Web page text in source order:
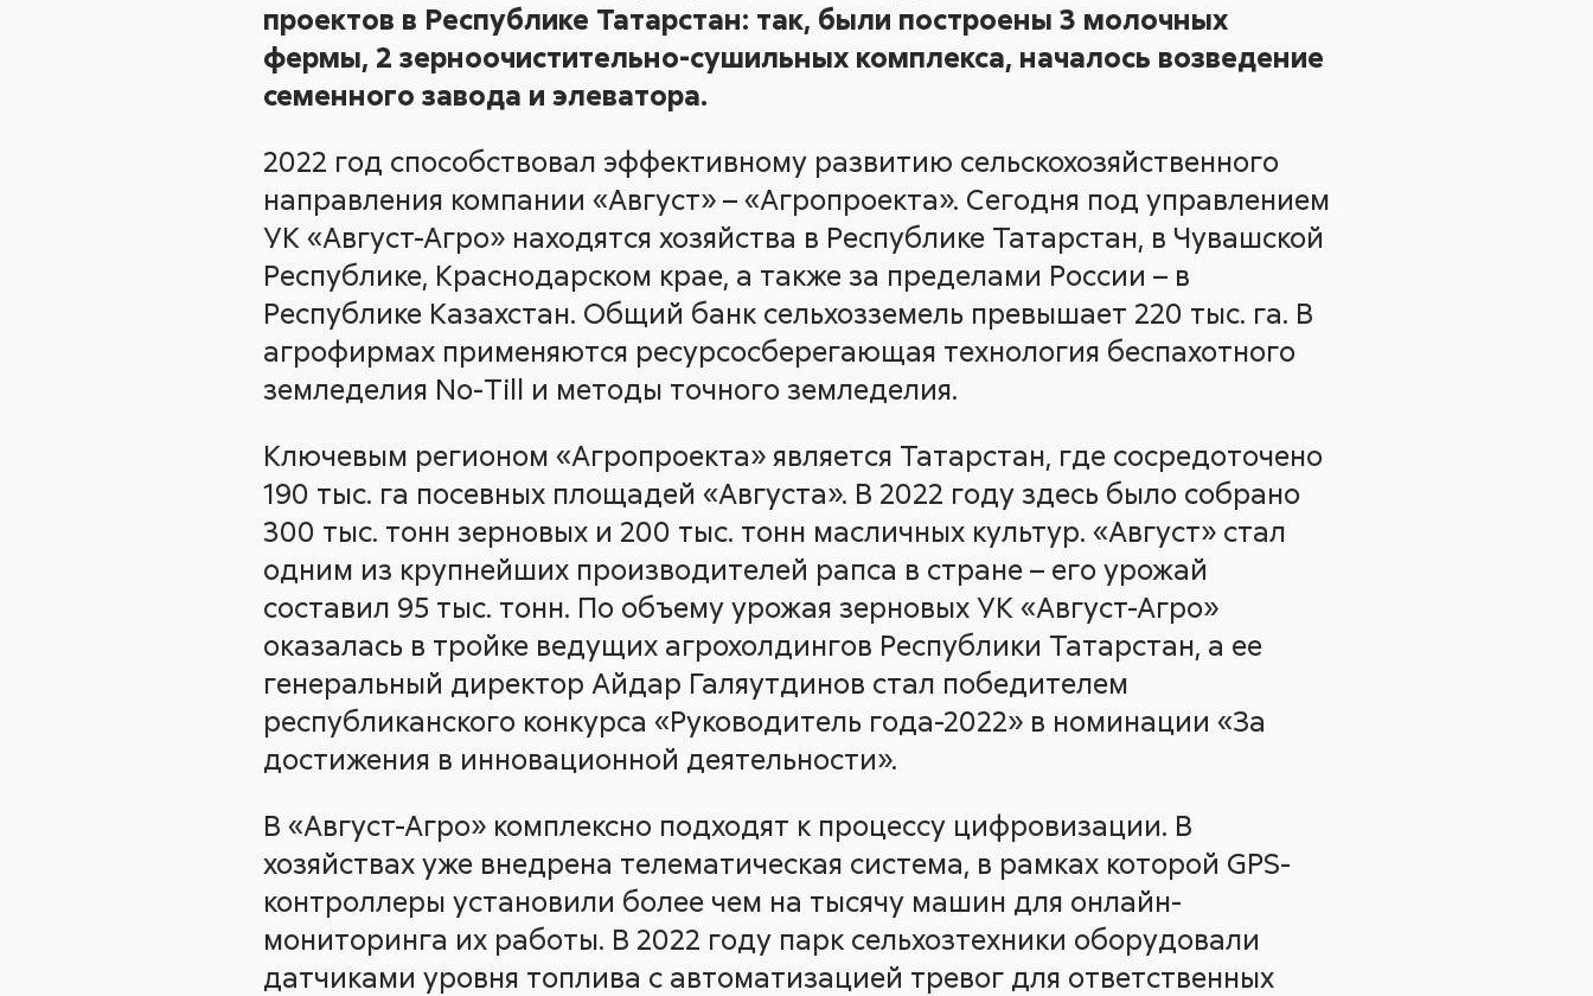
проектов в Республике Татарстан: так, были построены 3 молочных
фермы, 2 зерноочистительно-сушильных комплекса, началось возведение
семенного завода и элеватора.
2022 год способствовал эффективному развитию сельскохозяйственного
направления компании «Август» – «Агропроекта». Сегодня под управлением
УК «Август-Агро» находятся хозяйства в Республике Татарстан, в Чувашской
Республике, Краснодарском крае, а также за пределами России – в
Республике Казахстан. Общий банк сельхозземель превышает 220 тыс. га. В
агрофирмах применяются ресурсосберегающая технология беспахотного
земледелия Nо-Till и методы точного земледелия.
Ключевым регионом «Агропроекта» является Татарстан, где сосредоточено
190 тыс. га посевных площадей «Августа». В 2022 году здесь было собрано
300 тыс. тонн зерновых и 200 тыс. тонн масличных культур. «Август» стал
одним из крупнейших производителей рапса в стране – его урожай
составил 95 тыс. тонн. По объему урожая зерновых УК «Август-Агро»
оказалась в тройке ведущих агрохолдингов Республики Татарстан, а ее
генеральный директор Айдар Галяутдинов стал победителем
республиканского конкурса «Руководитель года-2022» в номинации «За
достижения в инновационной деятельности».
В «Август-Агро» комплексно подходят к процессу цифровизации. В
хозяйствах уже внедрена телематическая система, в рамках которой GPS-
контроллеры установили более чем на тысячу машин для онлайн-
мониторинга их работы. В 2022 году парк сельхозтехники оборудовали
датчиками уровня топлива с автоматизацией тревог для ответственных